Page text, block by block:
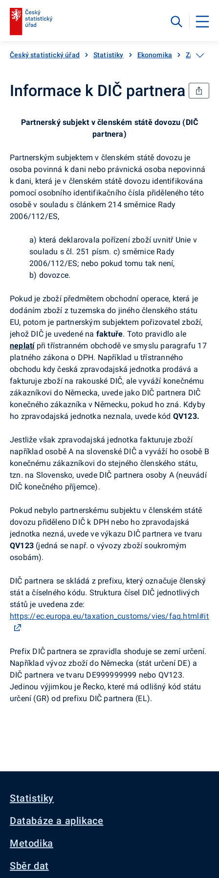
Český statistický úřad Statistiky Ekonomika
Informace k DIČ partnera
Partnerský subjekt v členském státě dovozu (DIČ
partnera)
Partnerským subjektem v členském státě dovozu je
osoba povinná k dani nebo právnická osoba nepovinná
k dani, která je v členském státě dovozu identifikována
pomocí osobního identifikačního čísla přiděleného této
osobě v souladu s článkem 214 směrnice Rady
2006/112/ES,
a) která deklarovala pořízení zboží uvnitř Unie v
souladu s čl. 251 písm. c) směrnice Rady
2006/112/ES; nebo pokud tomu tak není,
b) dovozce.
Pokud je zboží předmětem obchodní operace, která je
dodáním zboží z tuzemska do jiného členského státu
EU, potom je partnerským subjektem pořizovatel zboží,
jehož DIČ je uvedené na faktuře. Toto pravidlo ale
neplatí při třístranném obchodě ve smyslu paragrafu 17
platného zákona o DPH. Například u třístranného
obchodu kdy česká zpravodajská jednotka prodává a
fakturuje zboží na rakouské DIČ, ale vyváží konečnému
zákazníkovi do Německa, uvede jako DIČ partnera DIČ
konečného zákazníka v Německu, pokud ho zná. Kdyby
ho zpravodajská jednotka neznala, uvede kód QV123.
Jestliže však zpravodajská jednotka fakturuje zboží
například osobě A na slovenské DIČ a vyváží ho osobě B
konečnému zákazníkovi do stejného členského státu,
tzn. na Slovensko, uvede DIČ partnera osoby A (neuvádí
DIČ konečného příjemce).
Pokud nebylo partnerskému subjektu v členském státě
dovozu přiděleno DIČ k DPH nebo ho zpravodajská
jednotka nezná, uvede ve výkazu DIČ partnera ve tvaru
QV123 (jedná se např. o vývozy zboží soukromým
osobám).
DIČ partnera se skládá z prefixu, který označuje členský
stát a číselného kódu. Struktura čísel DIČ jednotlivých
států je uvedena zde:
https://ec.europa.eu/taxation_customs/vies/
Prefix DIČ partnera se zpravidla shoduje se zemí určení.
Například vývoz zboží do Německa (stát určení DE) a
DIČ partnera ve tvaru DE999999999 nebo QV123.
Jedinou výjimkou je Řecko, které má odlišný kód státu
určení (GR) od prefixu DIČ partnera (EL).
Statistiky
Databáze a aplikace
Metodika
Sběr dat